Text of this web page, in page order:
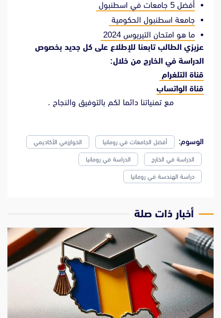
أفضل 5 جامعات في اسطنبول
جامعة اسطنبول الحكومية
ما هو امتحان التيريوس 2024
عزيزي الطالب تابعنا للإطلاع على كل جديد بخصوص
الدراسة في الخارج من خلال:
قناة التلغرام
قناة الواتساب
مع تمنياتنا دائما لكم بالتوفيق والنجاح .
الوسوم: أفضل الجامعات في رومانيا الخوارزمي الأكاديمي
الدراسة في الخارج الدراسة في رومانيا
دراسة الهندسة في رومانيا
‫أخبار ذات صلة